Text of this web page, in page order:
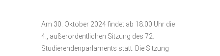
Am 30. Oktober 2024 findet ab 18:00 Uhr die
4., außerordentlichen Sitzung des 72.
Studierendenparlaments statt. Die Sitzung